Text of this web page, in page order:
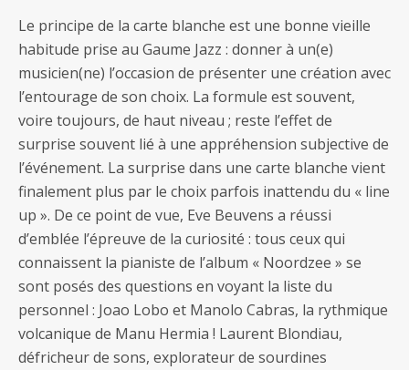
Le principe de la carte blanche est une bonne vieille
habitude prise au Gaume Jazz : donner à un(e)
musicien(ne) l’occasion de présenter une création avec
l’entourage de son choix. La formule est souvent,
voire toujours, de haut niveau ; reste l’effet de
surprise souvent lié à une appréhension subjective de
l’événement. La surprise dans une carte blanche vient
finalement plus par le choix parfois inattendu du « line
up ». De ce point de vue, Eve Beuvens a réussi
d’emblée l’épreuve de la curiosité : tous ceux qui
connaissent la pianiste de l’album « Noordzee » se
sont posés des questions en voyant la liste du
personnel : Joao Lobo et Manolo Cabras, la rythmique
volcanique de Manu Hermia ! Laurent Blondiau,
défricheur de sons, explorateur de sourdines